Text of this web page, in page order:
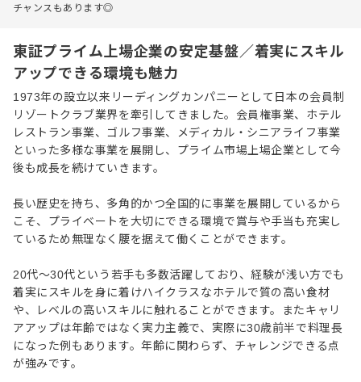
チャンスもあります◎
東証プライム上場企業の安定基盤／着実にスキル
アップできる環境も魅力
1973年の設立以来リーディングカンパニーとして日本の会員制
リゾートクラブ業界を牽引してきました。会員権事業、ホテル
レストラン事業、ゴルフ事業、メディカル・シニアライフ事業
といった多様な事業を展開し、プライム市場上場企業として今
後も成長を続けていきます。
長い歴史を持ち、多角的かつ全国的に事業を展開しているから
こそ、プライベートを大切にできる環境で賞与や手当も充実し
ているため無理なく腰を据えて働くことができます。
20代～30代という若手も多数活躍しており、経験が浅い方でも
着実にスキルを身に着けハイクラスなホテルで質の高い食材
や、レベルの高いスキルに触れることができます。またキャリ
アアップは年齢ではなく実力主義で、実際に30歳前半で料理長
になった例もあります。年齢に関わらず、チャレンジできる点
が強みです。